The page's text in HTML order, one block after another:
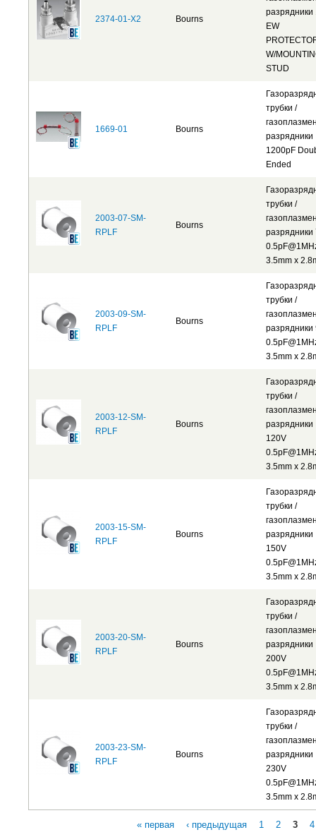
2374-01-X2 Bourns
разрядники
EW
W/
STUD
1669-01 Bourns
трубки /
разрядники
1200pF
Ended
2003-07-SM-
RPLF
Bourns
трубки /
разрядники
3.5mm x
2003-09-SM-
RPLF
Bourns
трубки /
разрядники
3.5mm x
2003-12-SM-
RPLF
Bourns
трубки /
разрядники
120V
3.5mm x
2003-15-SM-
RPLF
Bourns
трубки /
разрядники
150V
3.5mm x
2003-20-SM-
RPLF
Bourns
трубки /
разрядники
200V
3.5mm x
2003-23-SM-
RPLF
Bourns
трубки /
разрядники
230V
3.5mm x
« первая ‹ предыдущая 1 2 3 4